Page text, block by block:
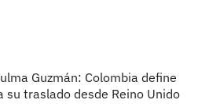
Guzmán: Colombia define
su traslado desde Reino Unido